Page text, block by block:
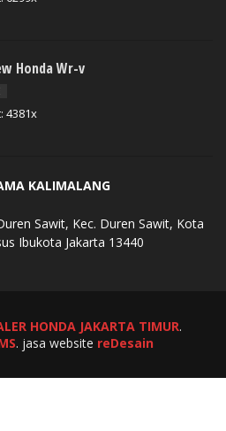
Honda Wr-v
4381x
KALIMALANG
Sawit, Kec. Duren Sawit, Kota
Ibukota Jakarta 13440
HONDA JAKARTA TIMUR.
. jasa website reDesain